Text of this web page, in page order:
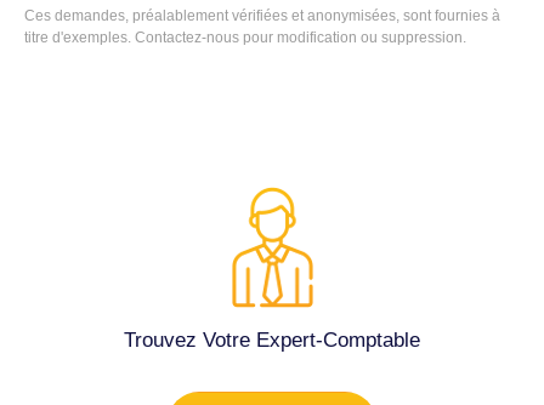
Dans l'attente de votre retour, Cordialement Florent
Guignard. Établissement des comptes annuels à
Ces demandes, préalablement vérifiées et anonymisées, sont fournies à
titre d'exemples. Contactez-nous pour modification ou suppression.
Trouvez Votre Expert-Comptable